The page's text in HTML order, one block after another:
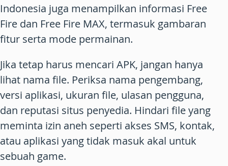
Indonesia juga menampilkan informasi Free
Fire dan Free Fire MAX, termasuk gambaran
fitur serta mode permainan.
Jika tetap harus mencari APK, jangan hanya
lihat nama file. Periksa nama pengembang,
versi aplikasi, ukuran file, ulasan pengguna,
dan reputasi situs penyedia. Hindari file yang
meminta izin aneh seperti akses SMS, kontak,
atau aplikasi yang tidak masuk akal untuk
sebuah game.